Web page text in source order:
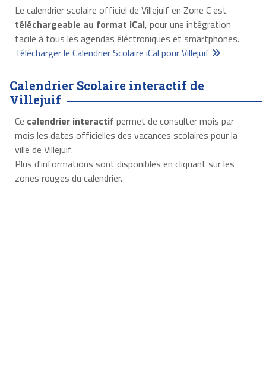
Le calendrier scolaire officiel de Villejuif en Zone C est
téléchargeable au format iCal, pour une intégration
facile à tous les agendas éléctroniques et smartphones.
Télécharger le Calendrier Scolaire iCal pour Villejuif
Calendrier Scolaire interactif de
Villejuif
Ce calendrier interactif permet de consulter mois par
mois les dates officielles des vacances scolaires pour la
ville de Villejuif.
Plus d'informations sont disponibles en cliquant sur les
zones rouges du calendrier.